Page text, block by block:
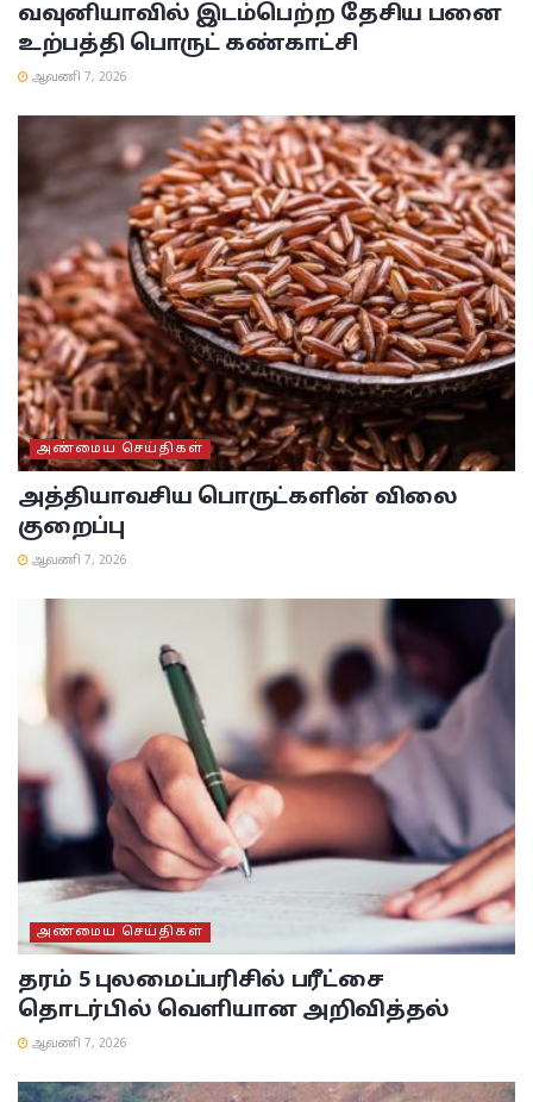
வவுனியாவில் இடம்பெற்ற தேசிய பனை
உற்பத்தி பொருட் கண்காட்சி
ஆவணி 7, 2026
அண்மைய செய்திகள்
அத்தியாவசிய பொருட்களின் விலை
குறைப்பு
ஆவணி 7, 2026
அண்மைய செய்திகள்
தரம் 5 புலமைப்பரிசில் பரீட்சை
தொடர்பில் வெளியான அறிவித்தல்
ஆவணி 7, 2026